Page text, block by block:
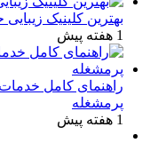
بهترین کلینیک
1 هفته پیش
راهنمای کامل
پرمشغله
1 هفته پیش